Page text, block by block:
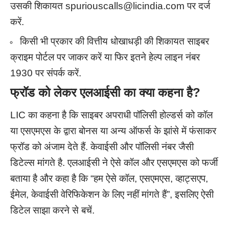
उसकी शिकायत spuriouscalls@licindia.com पर दर्ज
करें.
किसी भी प्रकार की वित्तीय धोखाधड़ी की शिकायत साइबर
क्राइम पोर्टल पर जाकर करें या फिर इतने हेल्प लाइन नंबर
1930 पर संपर्क करें.
फ्रॉड को लेकर एलआईसी का क्या कहना है?
LIC का कहना है कि साइबर अपराधी पॉलिसी होल्डर्स को कॉल
या एसएमएस के द्वारा बोनस या अन्य ऑफर्स के झांसे में फंसाकर
फ्रॉड को अंजाम देते हैं. केवाईसी और पॉलिसी नंबर जैसी
डिटेल्स मांगते है. एलआईसी ने ऐसे कॉल और एसएमएस को फर्जी
बताया है और कहा है कि “हम ऐसे कॉल, एसएमएस, व्हाट्सएप,
ईमेल, केवाईसी वेरिफिकेशन के लिए नहीं मांगते हैं”, इसलिए ऐसी
डिटेल साझा करने से बचें.